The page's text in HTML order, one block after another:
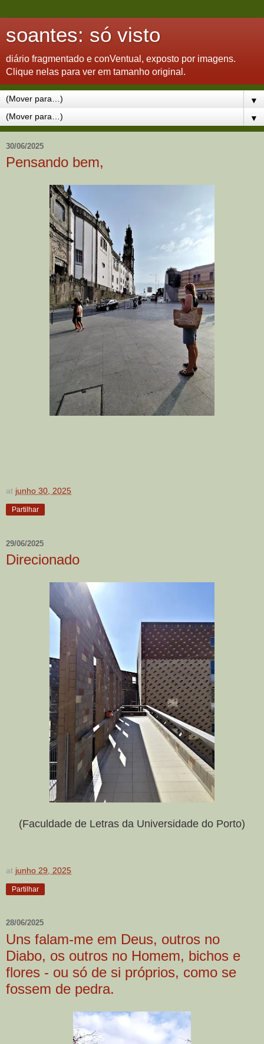
soantes: só visto
diário fragmentado e conVentual, exposto por imagens.
Clique nelas para ver em tamanho original.
▼
▼
30/06/2025
Pensando bem,
at junho 30, 2025
Partilhar
29/06/2025
Direcionado
(Faculdade de Letras da Universidade do Porto)
at junho 29, 2025
Partilhar
28/06/2025
Uns falam-me em Deus, outros no
Diabo, os outros no Homem, bichos e
flores - ou só de si próprios, como se
fossem de pedra.